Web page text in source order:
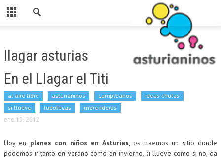
Cerrar
CATEGORIAS
PARA ESTE FINDE
ASTURIANINOS
RUTAS
MERENDEROS
llagar asturias
En el Llagar el Titi
al aire libre asturianinos cumpleaños
ideas chulas
si llueve
ludotecas merenderos
ene 13, 2012
Hoy en planes con niños en Asturias, os traemos un sitio donde
podemos ir tanto en verano como en invierno, si llueve como si no, da